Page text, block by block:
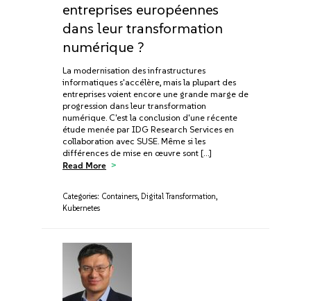
entreprises européennes
dans leur transformation
numérique ?
La modernisation des infrastructures
informatiques s'accélère, mais la plupart des
entreprises voient encore une grande marge de
progression dans leur transformation
numérique. C'est la conclusion d'une récente
étude menée par IDG Research Services en
collaboration avec SUSE. Même si les
différences de mise en œuvre sont […]
Read More
Categories: Containers, Digital Transformation,
Kubernetes